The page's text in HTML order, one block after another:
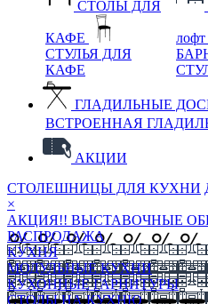
СТОЛЫ ДЛЯ
КАФЕ
СТУЛЬЯ ДЛЯ
КАФЕ
лофт
ГЛАДИЛЬНЫЕ
ВСТРОЕННАЯ
АКЦИИ
СТОЛЕШНИЦЫ ДЛЯ КУХНИ
×
АКЦИЯ!! ВЫСТАВОЧНЫЕ
РАСПРОДАЖА
КУХНЯ
МОДУЛЬНЫЕ КУХНИ
КУХОННЫЕ ГАРНИТУРЫ
СТОЛЫ НА КУХНЮ